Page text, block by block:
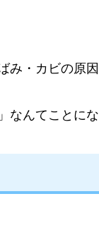
み・カビの原因
なんてことにな